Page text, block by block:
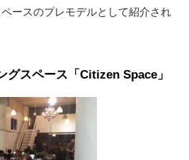
ースのプレモデルとして紹介され
グスペース「Citizen Space」